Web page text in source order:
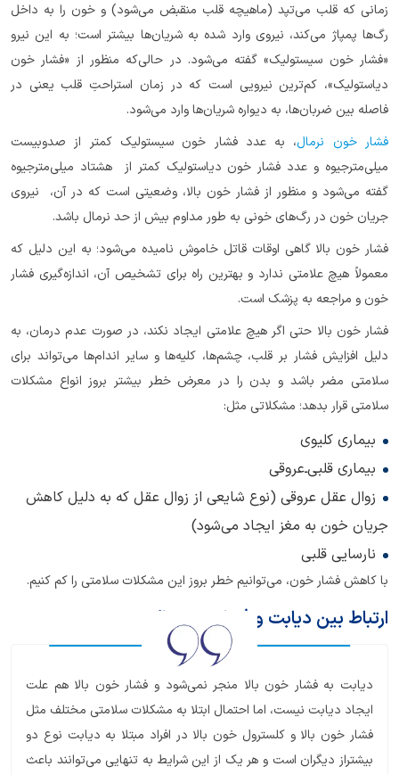
زمانی که قلب می‌تپد (ماهیچه قلب منقبض می‌شود) و خون را به داخل
رگ‌ها پمپاژ می‌کند، نیروی وارد شده به شریان‌ها بیشتر است؛ به این نیرو
«فشار خون سیستولیک» گفته می‌شود. در حالی‌که منظور از «فشار خون
دیاستولیک»، کم‌ترین نیرویی است که در زمان استراحتِ قلب یعنی در
فاصله بین ضربان‌ها، به دیواره شریان‌ها وارد می‌شود.
فشار خون نرمال، به عدد فشار خون سیستولیک کمتر از صدوبیست
میلی‌مترجیوه و عدد فشار خون دیاستولیک کمتر از هشتاد میلی‌مترجیوه
گفته می‌شود و منظور از فشار خون بالا، وضعیتی است که در آن، نیروی
جریان خون در رگ‌های خونی به طور مداوم بیش از حد نرمال باشد.
فشار خون بالا گاهی اوقات قاتل خاموش نامیده می‌شود؛ به این دلیل که
معمولاً هیچ علامتی ندارد و بهترین راه برای تشخیص آن، اندازه‌گیری فشار
خون و مراجعه به پزشک است.
فشار خون بالا حتی اگر هیچ علامتی ایجاد نکند، در صورت عدم درمان، به
دلیل افزایش فشار بر قلب، چشم‌ها، کلیه‌ها و سایر اندام‌ها می‌تواند برای
سلامتی مضر باشد و بدن را در معرض خطر بیشتر بروز انواع مشکلات
سلامتی قرار ‌بدهد؛ مشکلاتی مثل:
بیماری کلیوی
بیماری قلبی‌ـ‌عروقی
زوال عقل عروقی (نوع شایعی از زوال عقل که به دلیل کاهش
جریان خون به مغز ایجاد می‌شود)
نارسایی قلبی
با کاهش فشار خون، می‌توانیم خطر بروز این مشکلات سلامتی را کم کنیم.
ارتباط بین دیابت و فشار خون بالا
دیابت به فشار خون بالا منجر نمی‌شود و فشار خون بالا هم علت
ایجاد دیابت نیست، اما احتمال ابتلا به مشکلات سلامتی مختلف مثل
فشار خون بالا و کلسترول خون بالا در افراد مبتلا به دیابت نوع دو
بیشتراز دیگران است و هر یک از این شرایط به تنهایی می‌توانند باعث